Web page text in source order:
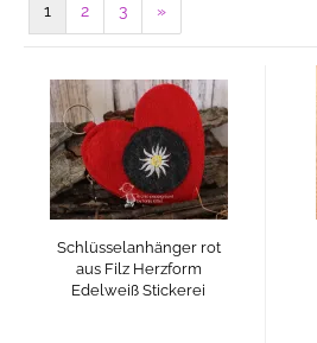
1 2 3 »
Schlüsselanhänger rot
aus Filz Herzform
Edelweiß Stickerei